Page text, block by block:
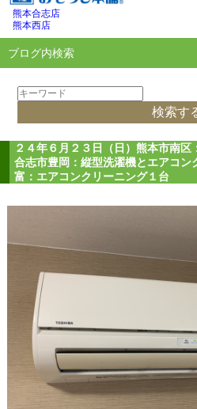
熊本合志店
熊本西店
ブログ内検索
２４年６月２３日（日）熊本市南区
合志市豊岡：縦型洗濯機とエアコン
富：エアコンクリーニング１台